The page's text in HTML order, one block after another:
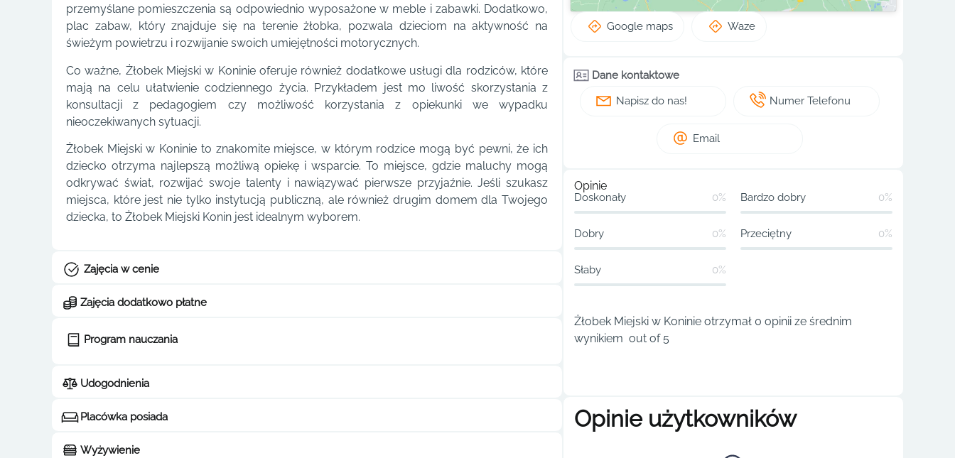
przemyślane pomieszczenia są odpowiednio wyposażone w meble i zabawki. Dodatkowo,
plac zabaw, który znajduje się na terenie żłobka, pozwala dzieciom na aktywność na
świeżym powietrzu i rozwijanie swoich umiejętności motorycznych.
Co ważne, Żłobek Miejski w Koninie oferuje również dodatkowe usługi dla rodziców, które
mają na celu ułatwienie codziennego życia. Przykładem jest mo liwość skorzystania z
konsultacji z pedagogiem czy możliwość korzystania z opiekunki we wypadku
nieoczekiwanych sytuacji.
Żłobek Miejski w Koninie to znakomite miejsce, w którym rodzice mogą być pewni, że ich
dziecko otrzyma najlepszą możliwą opiekę i wsparcie. To miejsce, gdzie maluchy mogą
odkrywać świat, rozwijać swoje talenty i nawiązywać pierwsze przyjaźnie. Jeśli szukasz
miejsca, które jest nie tylko instytucją publiczną, ale również drugim domem dla Twojego
dziecka, to Żłobek Miejski Konin jest idealnym wyborem.
Zajęcia w cenie
Zajęcia dodatkowo płatne
Program nauczania
Udogodnienia
Placówka posiada
Wyżywienie
Google maps Waze
Dane kontaktowe
Napisz do nas!
Numer Telefonu
Email
Opinie
Doskonały 0% Bardzo dobry 0%
Dobry 0% Przeciętny 0%
Słaby 0%
Żłobek Miejski w Koninie otrzymał 0 opinii ze średnim
wynikiem out of 5
Opinie użytkowników